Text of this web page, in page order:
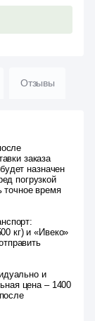
Отзывы
заказа
назначен
погрузкой
точное время
кг) и «Ивеко»
и
цена – 1400